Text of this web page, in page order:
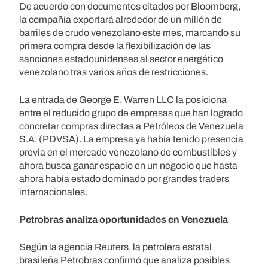
De acuerdo con documentos citados por Bloomberg,
la compañía exportará alrededor de un millón de
barriles de crudo venezolano este mes, marcando su
primera compra desde la flexibilización de las
sanciones estadounidenses al sector energético
venezolano tras varios años de restricciones.
La entrada de George E. Warren LLC la posiciona
entre el reducido grupo de empresas que han logrado
concretar compras directas a Petróleos de Venezuela
S.A. (PDVSA). La empresa ya había tenido presencia
previa en el mercado venezolano de combustibles y
ahora busca ganar espacio en un negocio que hasta
ahora había estado dominado por grandes traders
internacionales.
Petrobras analiza oportunidades en Venezuela
Según la agencia Reuters, la petrolera estatal
brasileña Petrobras confirmó que analiza posibles